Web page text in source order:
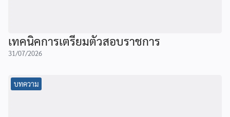
เทคนิคการเตรียมตัวสอบราชการ
31/07/2026
บทความ